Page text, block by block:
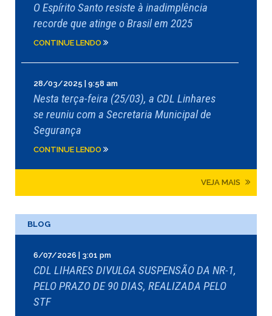
O Espírito Santo resiste à inadimplência
recorde que atinge o Brasil em 2025
CONTINUE LENDO
28/03/2025 | 9:58 am
Nesta terça-feira (25/03), a CDL Linhares
se reuniu com a Secretaria Municipal de
Segurança
CONTINUE LENDO
VEJA MAIS
BLOG
6/07/2026 | 3:01 pm
CDL LIHARES DIVULGA SUSPENSÃO DA NR-1,
PELO PRAZO DE 90 DIAS, REALIZADA PELO
STF